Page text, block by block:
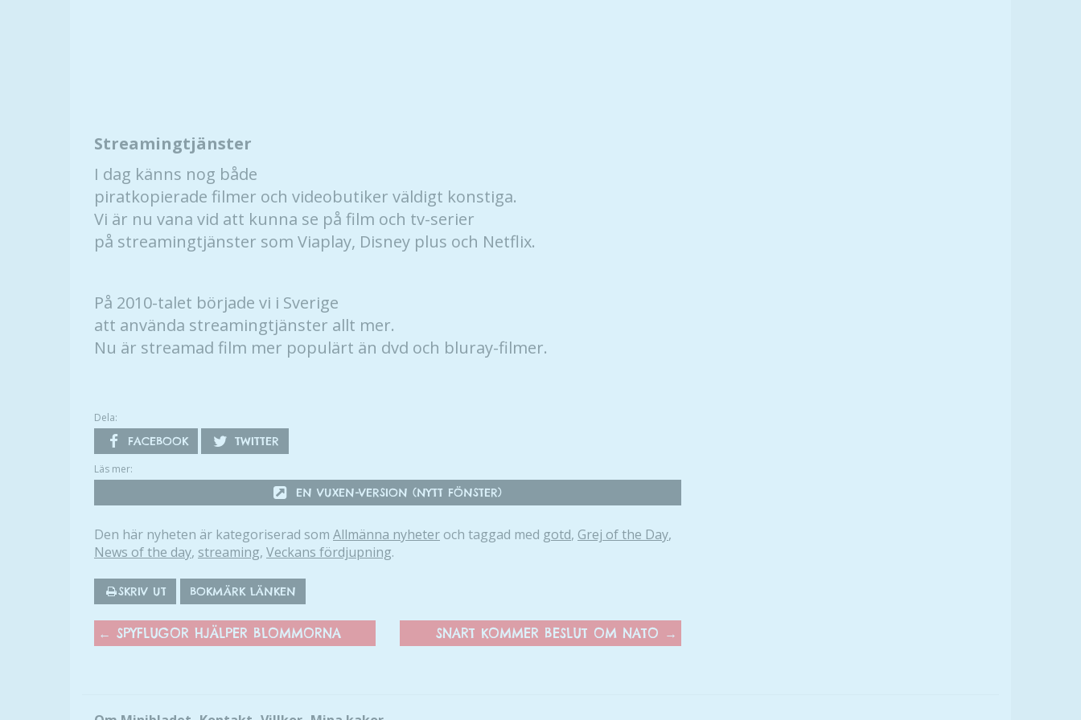
Streamingtjänster
I dag känns nog både
piratkopierade filmer och videobutiker väldigt konstiga.
Vi är nu vana vid att kunna se på film och tv-serier
på streamingtjänster som Viaplay, Disney plus och Netflix.
På 2010-talet började vi i Sverige
att använda streamingtjänster allt mer.
Nu är streamad film mer populärt än dvd och bluray-filmer.
Dela:
FACEBOOK TWITTER
Läs mer:
EN VUXEN-VERSION (NYTT FÖNSTER)
Den här nyheten är kategoriserad som Allmänna nyheter och taggad med gotd, Grej of the Day,
News of the day, streaming, Veckans fördjupning.
SKRIV UT BOKMÄRK LÄNKEN
← SPYFLUGOR HJÄLPER BLOMMORNA SNART KOMMER BESLUT OM NATO →
Genom att dela
chansen att få se
personligt